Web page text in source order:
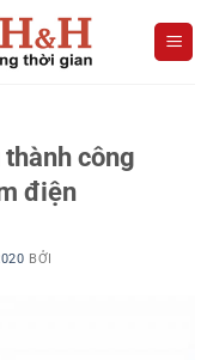
công
điện
BỞI